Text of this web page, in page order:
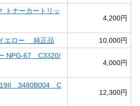
トナーカートリッ
4,200円
エロー 純正品
10,000円
NPG-67 C3320/
4,000円
3480B004 C
12,300円